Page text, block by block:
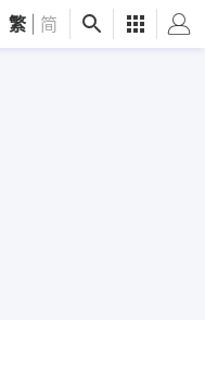
繁 简